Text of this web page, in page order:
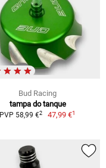
Bud Racing
tampa do tanque
PVP 58,99 €2 47,99 €1